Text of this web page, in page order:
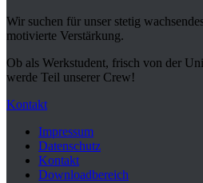
Wir suchen für unser stetig
motivierte Verstärkung.
Ob als Werkstudent, frisch von der
werde Teil unserer Crew!
Kontakt
Impressum
Datenschutz
Kontakt
Downloadbereich